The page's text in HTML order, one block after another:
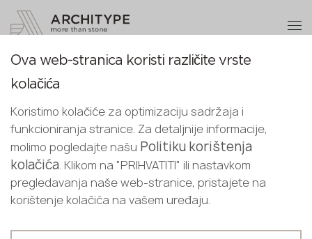
English
Croatian
+48 22 602 20 22
Postanite partner
Absolute Black 3 cm
Scalla Naturale
Postanite
partner
Pošaljite svoje podatke ili nas
kontaktirajte telefonom
+48 22 602 20 22
Hvala!
naši menadžeri će vas kontaktirati u
najkraćem roku
Ova web-stranica koristi različite vrste
kolačića
Koristimo kolačiće za optimizaciju sadržaja i
funkcioniranja stranice. Za detaljnije informacije,
molimo pogledajte našu Politiku korištenja
kolačića. Klikom na "PRIHVATITI" ili nastavkom
pregledavanja naše web-stranice, pristajete na
korištenje kolačića na vašem uređaju.